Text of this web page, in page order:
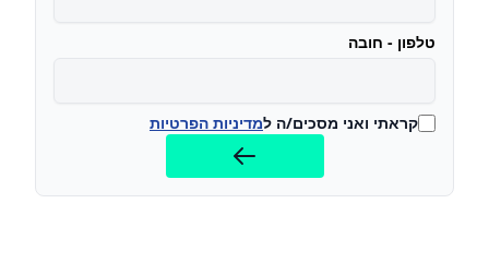
טלפון - חובה
קראתי ואני מסכים/ה למדיניות הפרטיות